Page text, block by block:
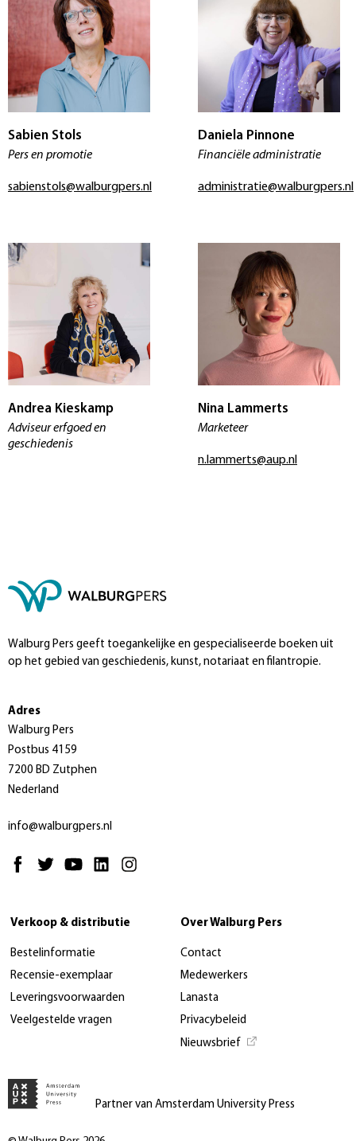
Sabien Stols
Pers en promotie
sabienstols@walburgpers.nl
Daniela Pinnone
Financiële administratie
administratie@walburgpers.nl
Andrea Kieskamp
Adviseur erfgoed en
geschiedenis
Nina Lammerts
Marketeer
n.lammerts@aup.nl
Walburg Pers geeft toegankelijke en gespecialiseerde boeken uit
op het gebied van geschiedenis, kunst, notariaat en filantropie.
Adres
Walburg Pers
Postbus 4159
7200 BD Zutphen
Nederland
info@walburgpers.nl
Verkoop & distributie
Bestelinformatie
Recensie-exemplaar
Leveringsvoorwaarden
Veelgestelde vragen
Over Walburg Pers
Contact
Medewerkers
Lanasta
Privacybeleid
Nieuwsbrief
Partner van Amsterdam University Press